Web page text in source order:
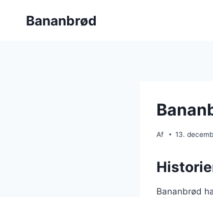
Bananbrød
Af 13.
Bananbrød